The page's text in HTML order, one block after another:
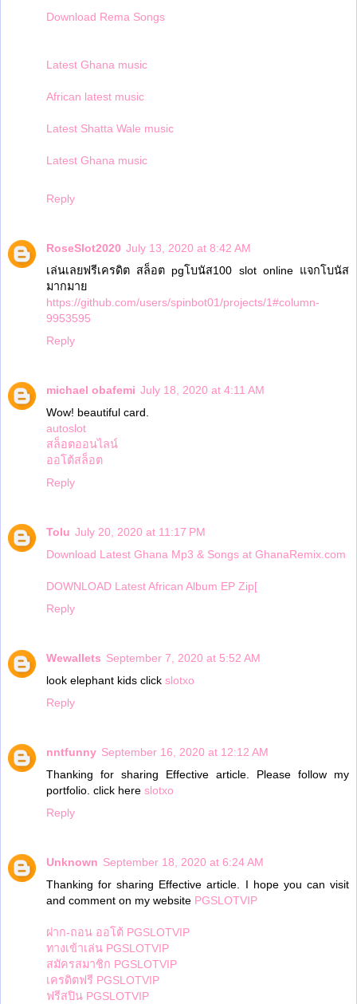
Download Rema Songs
Latest Ghana music
African latest music
Latest Shatta Wale music
Latest Ghana music
Reply
RoseSlot2020 July 13, 2020 at 8:42 AM
เล่นเลยฟรีเครดิต สล็อต pgโบนัส100 slot online แจกโบนัส
มากมาย
https://github.com/users/spinbot01/projects/1#column-
9953595
Reply
michael obafemi July 18, 2020 at 4:11 AM
Wow! beautiful card.
autoslot
สล็อตออนไลน์
ออโต้สล็อต
Reply
Tolu July 20, 2020 at 11:17 PM
Download Latest Ghana Mp3 & Songs at GhanaRemix.com
DOWNLOAD Latest African Album EP Zip[
Reply
Wewallets September 7, 2020 at 5:52 AM
look elephant kids click slotxo
Reply
nntfunny September 16, 2020 at 12:12 AM
Thanking for sharing Effective article. Please follow my
portfolio. click here slotxo
Reply
Unknown September 18, 2020 at 6:24 AM
Thanking for sharing Effective article. I hope you can visit
and comment on my website PGSLOTVIP
ฝาก-ถอน ออโต้ PGSLOTVIP
ทางเข้าเล่น PGSLOTVIP
สมัครสมาชิก PGSLOTVIP
เครดิตฟรี PGSLOTVIP
ฟรีสปิน PGSLOTVIP